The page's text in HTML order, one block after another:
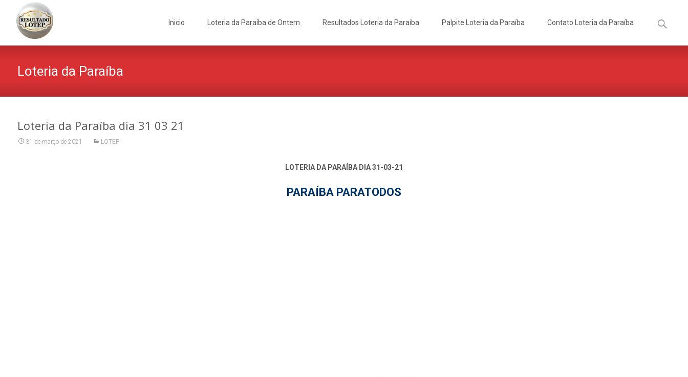
Inicio Loteria da Paraíba de Ontem Resultados Loteria da Paraíba Palpite Loteria da Paraíba Contato Loteria da Paraíba
por:
Loteria da Paraíba
Loteria da Paraíba dia 31 03 21
31 de março de 2021 LOTEP
LOTERIA DA PARAÍBA DIA 31-03-21
PARAÍBA PARATODOS